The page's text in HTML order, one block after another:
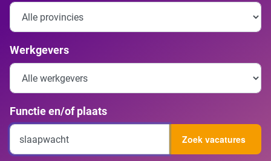
Werkgevers
Functie en/of plaats
Zoek vacatures